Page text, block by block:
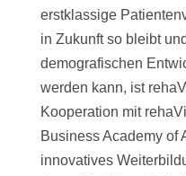
erstklassige
in Zukunft so bleibt
demografischen
werden kann, ist
Kooperation mit
Business Academy of
innovatives